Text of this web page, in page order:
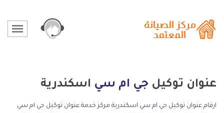
عنوان توكيل جي ام سي اسكندرية
ارقام عنوان توكيل جي ام سي اسكندرية مركز خدمة عنوان توكيل جي ام سي